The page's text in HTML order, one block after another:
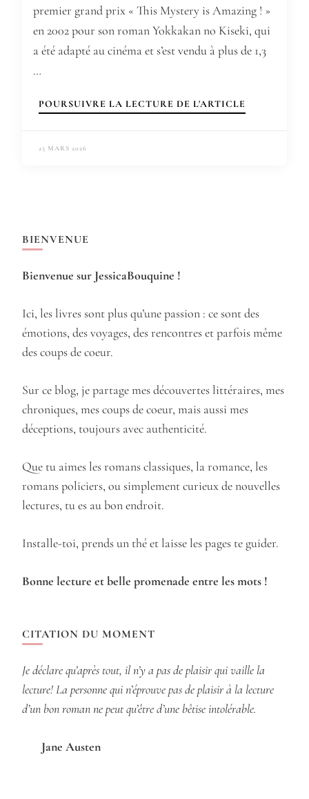
premier grand prix « This Mystery is Amazing ! »
en 2002 pour son roman Yokkakan no Kiseki, qui
a été adapté au cinéma et s’est vendu à plus de 1,3
…
POURSUIVRE LA LECTURE DE L'ARTICLE
25 MARS 2026
BIENVENUE
Bienvenue sur JessicaBouquine !
Ici, les livres sont plus qu’une passion : ce sont des
émotions, des voyages, des rencontres et parfois même
des coups de coeur.
Sur ce blog, je partage mes découvertes littéraires, mes
chroniques, mes coups de coeur, mais aussi mes
déceptions, toujours avec authenticité.
Que tu aimes les romans classiques, la romance, les
romans policiers, ou simplement curieux de nouvelles
lectures, tu es au bon endroit.
Installe-toi, prends un thé et laisse les pages te guider.
Bonne lecture et belle promenade entre les mots !
CITATION DU MOMENT
Je déclare qu’après tout, il n’y a pas de plaisir qui vaille la
lecture! La personne qui n’éprouve pas de plaisir à la lecture
d’un bon roman ne peut qu’être d’une bêtise intolérable.
Jane Austen